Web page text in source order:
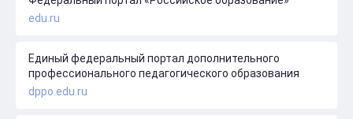
edu.ru
Единый федеральный портал дополнительного
профессионального педагогического образования
dppo.edu.ru